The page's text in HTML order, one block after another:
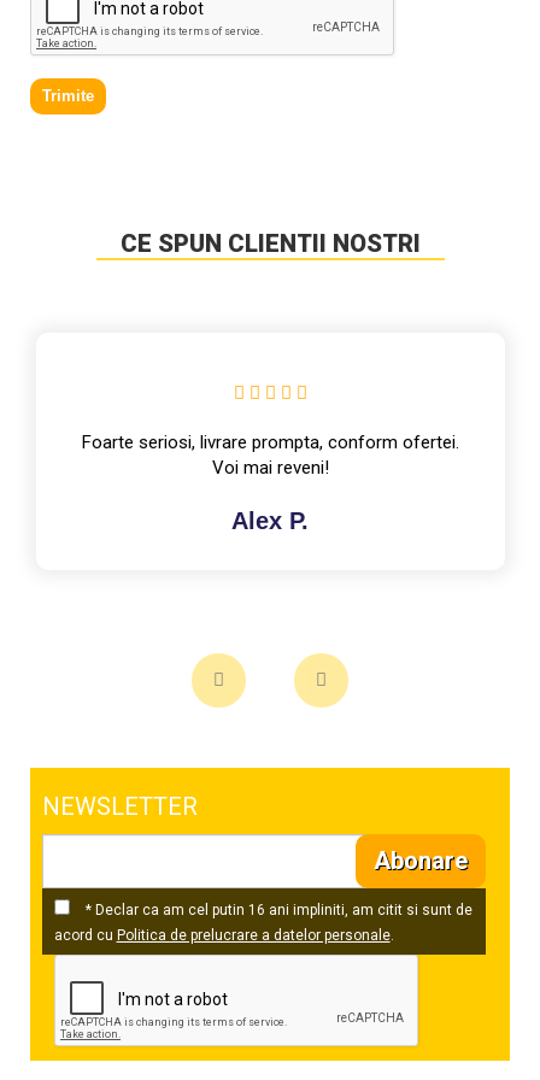
Trimite
CE SPUN CLIENTII NOSTRI
NEWSLETTER
Abonare
* Declar ca am cel putin 16 ani impliniti, am citit si sunt de
acord cu Politica de prelucrare a datelor personale.